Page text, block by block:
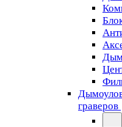
граверов